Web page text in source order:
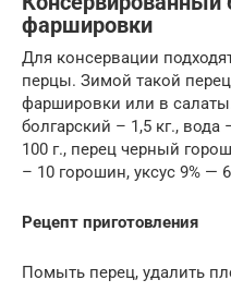
фаршировки
Для консервации
перцы. Зимой такой
фаршировки или в
болгарский – 1,5 кг., вода
100 г., перец черный
– 10 горошин, уксус 9% —
Рецепт приготовления
Помыть перец, удалить